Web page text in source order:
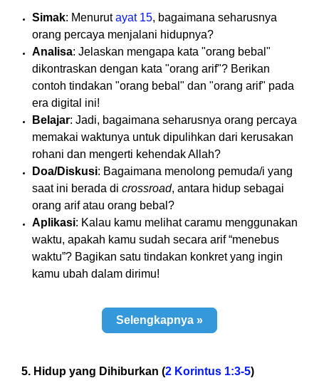
Simak: Menurutayat 15, bagaimana seharusnya
orang percaya menjalani hidupnya?
Analisa: Jelaskan mengapa kata "orang bebal"
dikontraskan dengan kata "orang arif"? Berikan
contoh tindakan "orang bebal" dan "orang arif" pada
era digital ini!
Belajar: Jadi, bagaimana seharusnya orang percaya
memakai waktunya untuk dipulihkan dari kerusakan
rohani dan mengerti kehendak Allah?
Doa/Diskusi: Bagaimana menolong pemuda/i yang
saat ini berada di crossroad, antara hidup sebagai
orang arif atau orang bebal?
Aplikasi: Kalau kamu melihat caramu menggunakan
waktu, apakah kamu sudah secara arif “menebus
waktu”? Bagikan satu tindakan konkret yang ingin
kamu ubah dalam dirimu!
Selengkapnya »
5. Hidup yang Dihiburkan (2 Korintus 1:3-5)